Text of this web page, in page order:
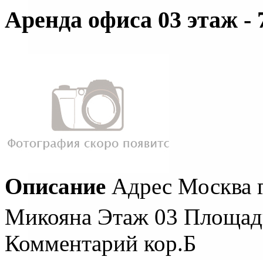
Аренда офиса 03 этаж -
Описание Адрес Москва
Микояна Этаж 03
Комментарий кор.Б